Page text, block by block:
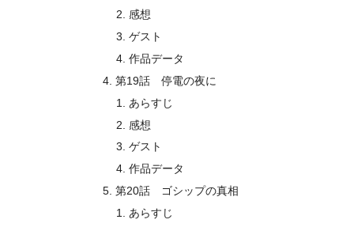
感想
ゲスト
作品データ
第19話 停電の夜に
あらすじ
感想
ゲスト
作品データ
第20話 ゴシップの真相
あらすじ